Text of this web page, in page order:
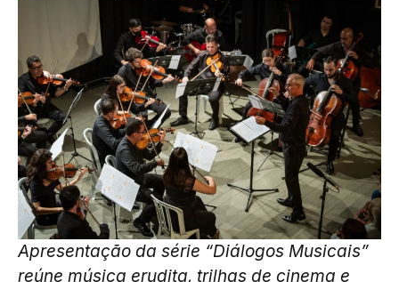
Apresentação da série “Diálogos Musicais”
reúne música erudita, trilhas de cinema e